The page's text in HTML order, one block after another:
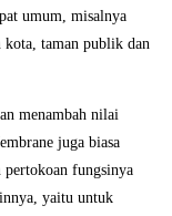
umum, misalnya
kota, taman publik dan
menambah nilai
juga biasa
pertokoan fungsinya
yaitu untuk